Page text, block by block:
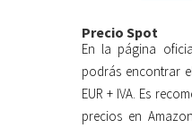
Precio Spot
En la página
podrás encontrar
EUR + IVA. Es
precios en